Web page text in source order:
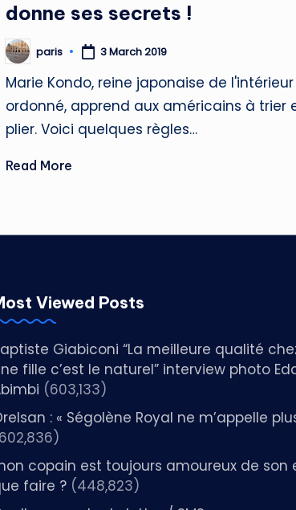
donne ses secrets !
Posted
by
paris 3 March 2019
Marie Kondo, reine japonaise de l'intérieur
ordonné, apprend aux américains à trier
plier. Voici quelques règles…
Read More
Viewed Posts
Giabiconi “La meilleure qualité
fille c’est le naturel” interview photo
(603,133)
: « Ségolène Royal ne m’appelle
copain est toujours amoureux de son
faire ? (448,823)